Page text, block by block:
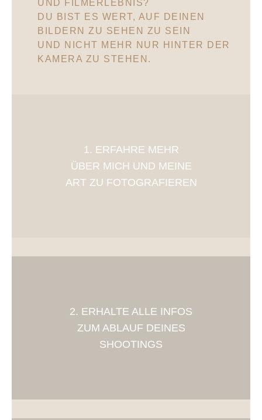
UND FILMERLEBNIS?
DU BIST ES WERT, AUF DEINEN
BILDERN ZU SEHEN ZU SEIN
UND NICHT MEHR NUR HINTER DER
KAMERA ZU STEHEN.
1. ERFAHRE MEHR
ÜBER MICH UND MEINE
ART ZU FOTOGRAFIEREN
2. ERHALTE ALLE INFOS
ZUM ABLAUF DEINES
SHOOTINGS